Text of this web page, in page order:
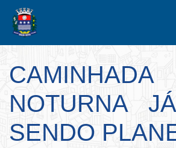
CAMINHADA
NOTURNA
SENDO